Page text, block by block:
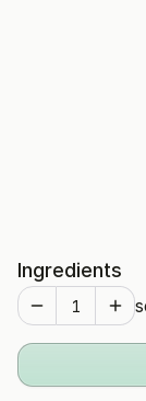
Ingredients